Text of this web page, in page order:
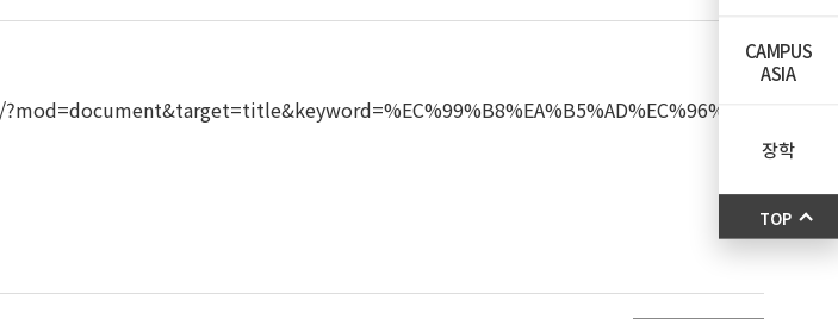
CAMPUS
ASIA
장학
TOP